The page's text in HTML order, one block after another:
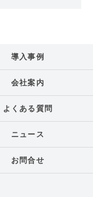
導入事例
会社案内
よくある質問
ニュース
お問合せ